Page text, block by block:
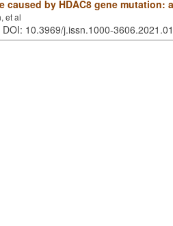
caused by HDAC8 gene mutation:
et al
10.3969/j.issn.1000-